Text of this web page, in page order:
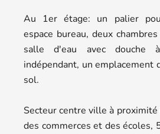
Au 1er étage: un palier
espace bureau, deux
salle d'eau avec douche
indépendant, un emplacement
sol.
Secteur centre ville à
des commerces et des écoles,